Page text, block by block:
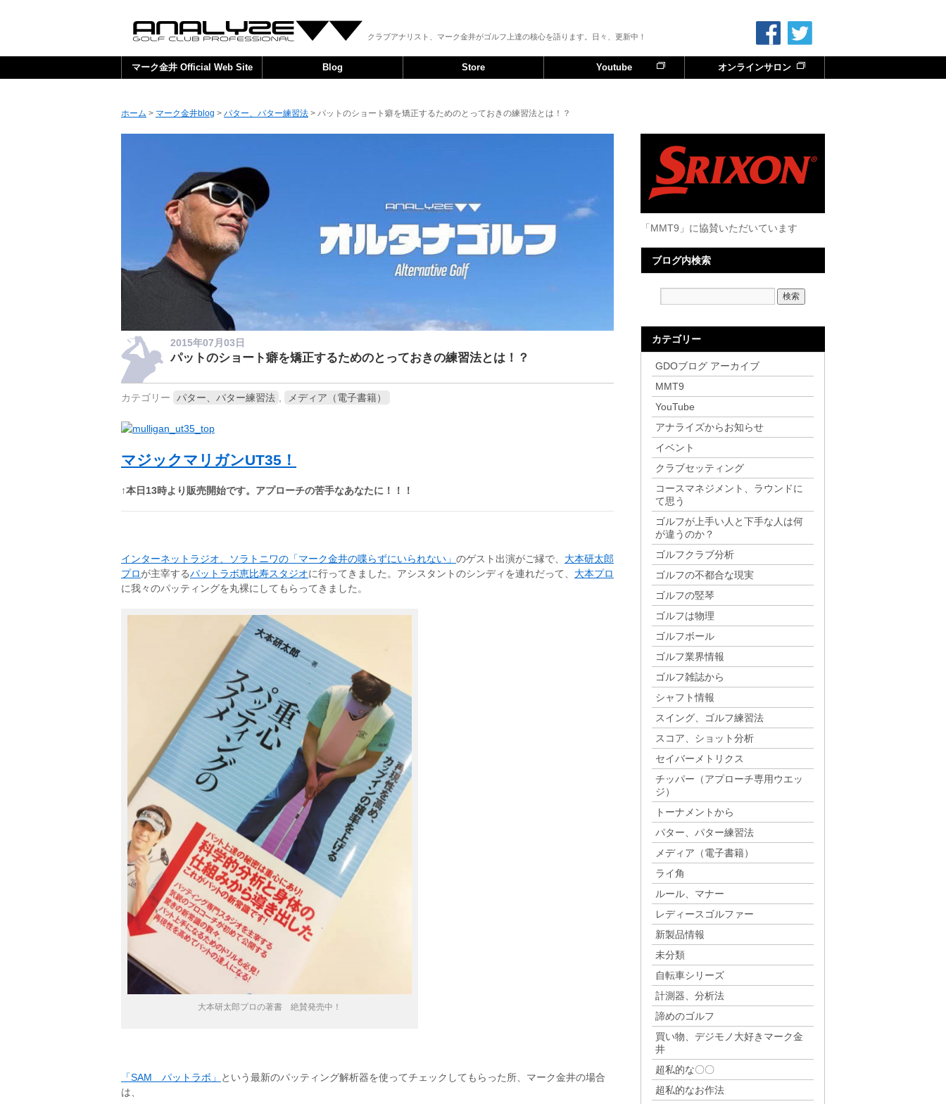
クラブアナリスト、マーク金井がゴルフ上達の核心を語ります。日々、更新中！
マーク金井 Official Web Site Blog Store Youtube オンラインサロン
ホーム > マーク金井blog > パター、パター練習法 > パットのショート癖を矯正するためのとっておきの練習法とは！？
2015年07月03日
パットのショート癖を矯正するためのとっておきの練習法とは！？
カテゴリー パター、パター練習法 メディア（電子書籍）
マジックマリガンUT35！
↑本日13時より販売開始です。アプローチの苦手なあなたに！！！
インターネットラジオ、ソラトニワの「マーク金井の喋らずにいられない」 のゲスト出演がご縁で、 大本研太郎
プロが主宰するパットラボ恵比寿スタジオに行ってきました。アシスタントのシンディを連れだって、 大本プロ
に我々のパッティングを丸裸にしてもらってきました。
大本研太郎プロの著書 絶賛発売中！
「SAM パットラボ」
という最新のパッティング解析器を使ってチェックしてもらった所、マーク金井の場合
は、
「MMT9」に協賛いただいています
ブログ内検索
カテゴリー
GDOブログ アーカイブ
MMT9
YouTube
アナライズからお知らせ
イベント
クラブセッティング
コースマネジメント、ラウンドに
て思う
ゴルフが上手い人と下手な人は何
が違うのか？
ゴルフクラブ分析
ゴルフの不都合な現実
ゴルフの竪琴
ゴルフは物理
ゴルフボール
ゴルフ業界情報
ゴルフ雑誌から
シャフト情報
スイング、ゴルフ練習法
スコア、ショット分析
セイバーメトリクス
チッパー（アプローチ専用ウエッ
ジ）
トーナメントから
パター、パター練習法
メディア（電子書籍）
ライ角
ルール、マナー
レディースゴルファー
新製品情報
未分類
自転車シリーズ
計測器、分析法
諦めのゴルフ
買い物、デジモノ大好きマーク金
井
超私的な〇〇
超私的なお作法